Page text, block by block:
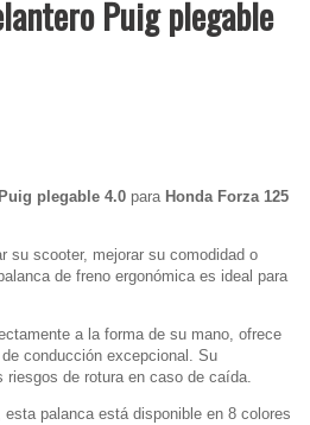
Puig plegable
plegable 4.0 para Honda Forza 125
su scooter, mejorar su comodidad o
de freno ergonómica es ideal para
a la forma de su mano, ofrece
conducción excepcional. Su
riesgos de rotura en caso de caída.
palanca está disponible en 8 colores